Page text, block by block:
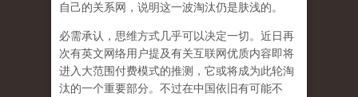
自己的关系网，说明这一波淘汰仍是肤浅的。
必需承认，思维方式几乎可以决定一切。近日再
次有英文网络用户提及有关互联网优质内容即将
进入大范围付费模式的推测，它或将成为此轮淘
汰的一个重要部分。不过在中国依旧有可能不